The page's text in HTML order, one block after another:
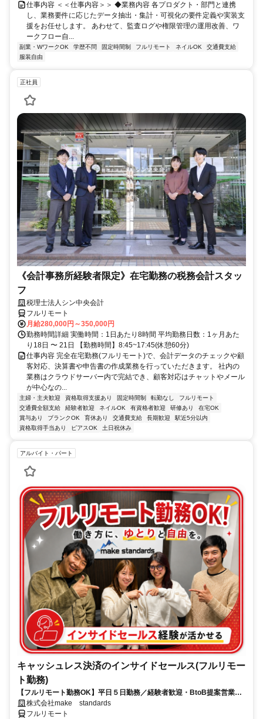
仕事内容 ＜＜仕事内容＞＞ ◆業務内容 各プロダクト・部門と連携
し、業務要件に応じたデータ抽出・集計・可視化の要件定義や実装支
援をお任せします。 あわせて、監査ログや権限管理の運用改善、ワ
ークフロー自...
副業・WワークOK 学歴不問 固定時間制 フルリモート ネイルOK
交通費支給
服装自由
正社員
《会計事務所経験者限定》在宅勤務の税務会計スタッ
フ
税理士法人シン中央会計
フルリモート
月給280,000円～350,000円
勤務時間詳細 実働時間：1日あたり8時間 平均勤務日数：1ヶ月あた
り18日 〜 21日 【勤務時間】8:45~17:45(休憩60分)
仕事内容 完全在宅勤務(フルリモート)で、会計データのチェックや顧
客対応、決算書や申告書の作成業務を行っていただきます。 社内の
業務はクラウドサーバー内で完結でき、顧客対応はチャットやメール
が中心なの...
主婦・主夫歓迎 資格取得支援あり 固定時間制 転勤なし
フルリモート
交通費全額支給
経験者歓迎 ネイルOK 有資格者歓迎 研修あり
在宅OK
賞与あり
ブランクOK 育休あり 交通費支給 長期歓迎
駅近5分以内
資格取得手当あり
ピアスOK 土日祝休み
アルバイト・パート
キャッシュレス決済のインサイドセールス(フルリモー
ト勤務)
【フルリモート勤務OK】平日５日勤務／経験者歓迎・BtoB提案営業で
スキルアップ
株式会社make standards
フルリモート